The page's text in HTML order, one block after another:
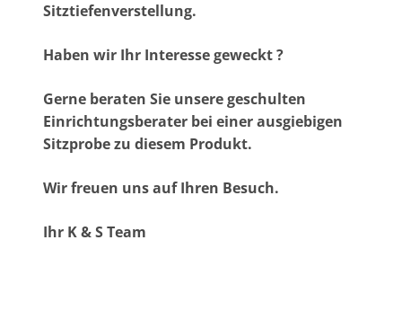
Sitztiefenverstellung.
Haben wir Ihr Interesse geweckt ?
Gerne beraten Sie unsere geschulten
Einrichtungsberater bei einer ausgiebigen
Sitzprobe zu diesem Produkt.
Wir freuen uns auf Ihren Besuch.
Ihr K & S Team